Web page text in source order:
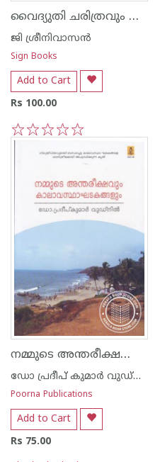
വൈദ്യുതി ചരിത്രവും ശാസ്ത്രവും
ജി ശ്രീനിവാസന്‍‌
Sign Books
Add to Cart
Rs 100.00
1
നമ്മുടെ അന്തരീക്ഷവും കാലാവസ്ഥാ ഘടകങ്ങ‌ളും
ഡോ പ്രദീപ് കുമാര്‍ വുഡ്നില്‍
Poorna Publications
Add to Cart
Rs 75.00